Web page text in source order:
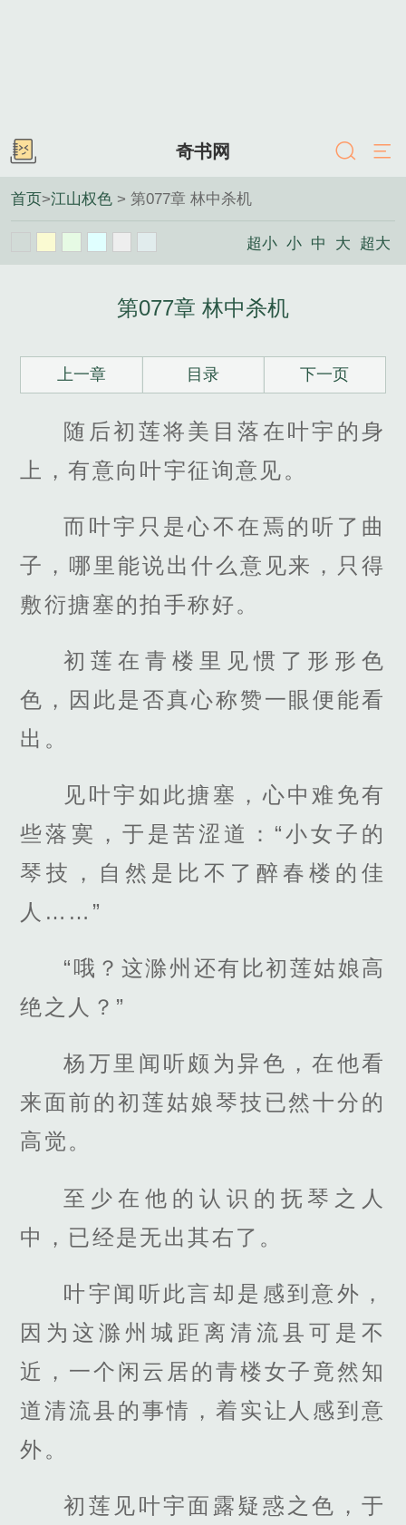
奇书网
首页>江山权色 > 第077章 林中杀机
超小 小 中 大 超大
第077章 林中杀机
上一章 目录 下一页
随后初莲将美目落在叶宇的身
上，有意向叶宇征询意见。
而叶宇只是心不在焉的听了曲
子，哪里能说出什么意见来，只得
敷衍搪塞的拍手称好。
初莲在青楼里见惯了形形色
色，因此是否真心称赞一眼便能看
出。
见叶宇如此搪塞，心中难免有
些落寞，于是苦涩道：“小女子的
琴技，自然是比不了醉春楼的佳
人……”
“哦？这滁州还有比初莲姑娘高
绝之人？”
杨万里闻听颇为异色，在他看
来面前的初莲姑娘琴技已然十分的
高觉。
至少在他的认识的抚琴之人
中，已经是无出其右了。
叶宇闻听此言却是感到意外，
因为这滁州城距离清流县可是不
近，一个闲云居的青楼女子竟然知
道清流县的事情，着实让人感到意
外。
初莲见叶宇面露疑惑之色，于